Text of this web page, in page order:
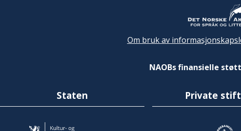
Om bruk av
NAOBs finansielle
Staten Private